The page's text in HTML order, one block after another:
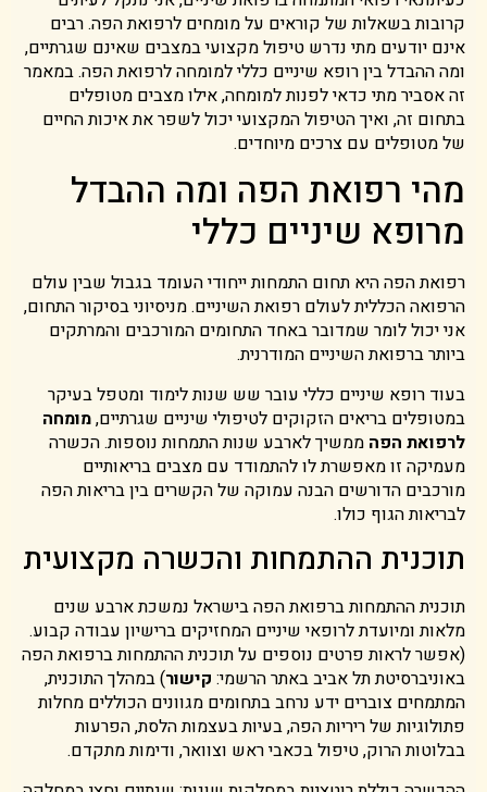
קרובות בשאלות של קוראים על מומחים לרפואת הפה. רבים
אינם יודעים מתי נדרש טיפול מקצועי במצבים שאינם שגרתיים,
ומה ההבדל בין רופא שיניים כללי למומחה לרפואת הפה. במאמר
זה אסביר מתי כדאי לפנות למומחה, אילו מצבים מטופלים
בתחום זה, ואיך הטיפול המקצועי יכול לשפר את איכות החיים
של מטופלים עם צרכים מיוחדים.
מהי רפואת הפה ומה ההבדל
מרופא שיניים כללי
רפואת הפה היא תחום התמחות ייחודי העומד בגבול שבין עולם
הרפואה הכללית לעולם רפואת השיניים. מניסיוני בסיקור התחום,
אני יכול לומר שמדובר באחד התחומים המורכבים והמרתקים
ביותר ברפואת השיניים המודרנית.
בעוד רופא שיניים כללי עובר שש שנות לימוד ומטפל בעיקר
במטופלים בריאים הזקוקים לטיפולי שיניים שגרתיים,מומחה
לרפואת הפה ממשיך לארבע שנות התמחות נוספות. הכשרה
מעמיקה זו מאפשרת לו להתמודד עם מצבים בריאותיים
מורכבים הדורשים הבנה עמוקה של הקשרים בין בריאות הפה
לבריאות הגוף כולו.
תוכנית ההתמחות והכשרה מקצועית
תוכנית ההתמחות ברפואת הפה בישראל נמשכת ארבע שנים
מלאות ומיועדת לרופאי שיניים המחזיקים ברישיון עבודה קבוע.
(אפשר לראות פרטים נוספים על תוכנית ההתמחות ברפואת הפה
באוניברסיטת תל אביב באתר הרשמי: קישור) במהלך התוכנית,
המתמחים צוברים ידע נרחב בתחומים מגוונים הכוללים מחלות
פתולוגיות של ריריות הפה, בעיות בעצמות הלסת, הפרעות
בבלוטות הרוק, טיפול בכאבי ראש וצוואר, ודימות מתקדם.